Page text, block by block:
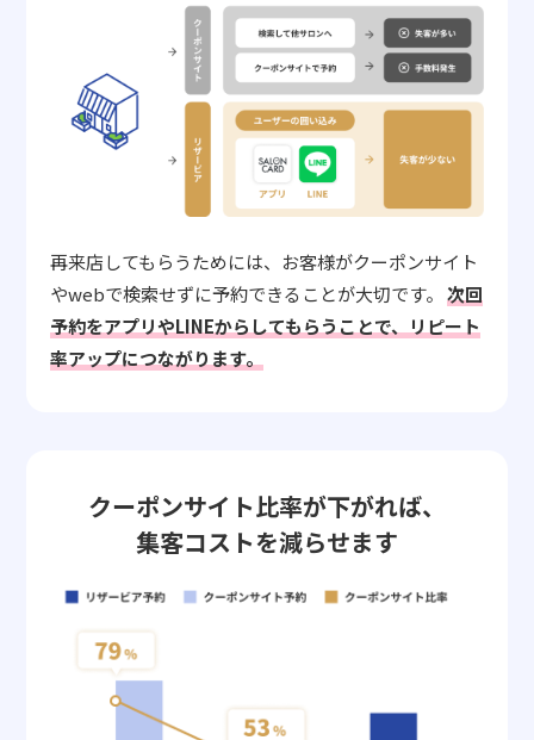
再来店してもらうためには、お客様がクーポンサイト
やwebで検索せずに予約できることが大切です。 次回
予約をアプリやLINEからしてもらうことで、リピート
率アップにつながります。
クーポンサイト比率が下がれば、
集客コストを減らせます